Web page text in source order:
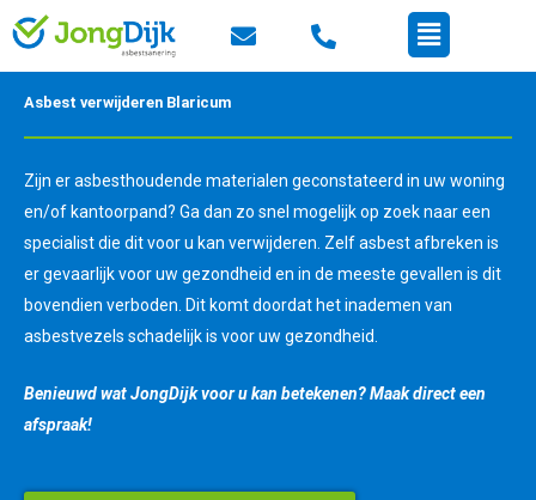
naar
de
inhoud
Menu
Asbest verwijderen Blaricum
Zijn er asbesthoudende materialen geconstateerd in uw woning
en/of kantoorpand? Ga dan zo snel mogelijk op zoek naar een
specialist die dit voor u kan verwijderen. Zelf asbest afbreken is
er gevaarlijk voor uw gezondheid en in de meeste gevallen is dit
bovendien verboden. Dit komt doordat het inademen van
asbestvezels schadelijk is voor uw gezondheid.
Benieuwd wat JongDijk voor u kan betekenen? Maak direct een
afspraak!